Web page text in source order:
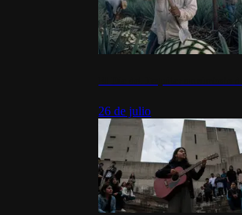
26 de julio